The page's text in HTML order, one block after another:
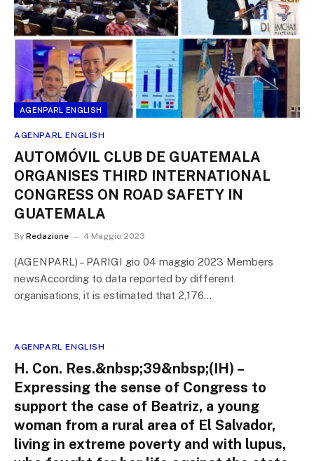
AGENPARL ENGLISH
AGENPARL ENGLISH
AUTOMÓVIL CLUB DE GUATEMALA
ORGANISES THIRD INTERNATIONAL
CONGRESS ON ROAD SAFETY IN
GUATEMALA
By Redazione 4 Maggio 2023
(AGENPARL) – PARIGI gio 04 maggio 2023 Members
newsAccording to data reported by different
organisations, it is estimated that 2,176…
AGENPARL ENGLISH
H. Con. Res.&nbsp;39&nbsp;(IH) –
Expressing the sense of Congress to
support the case of Beatriz, a young
woman from a rural area of El Salvador,
living in extreme poverty and with lupus,